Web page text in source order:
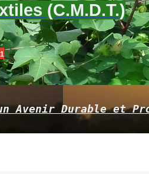
(C.M.D.T.)
Avenir Durable et